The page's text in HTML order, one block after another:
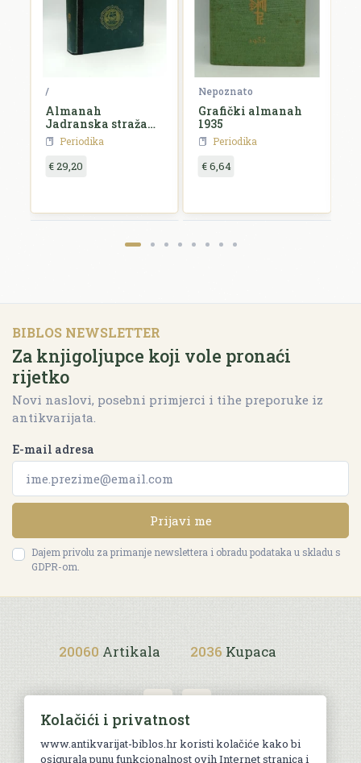
/
Almanah
Jadranska straža
za 1927. godinu
Periodika
€ 29,20
Nepoznato
Grafički almanah
1935
Periodika
€ 6,64
BIBLOS NEWSLETTER
Za knjigoljupce koji vole pronaći
rijetko
Novi naslovi, posebni primjerci i tihe preporuke iz
antikvarijata.
E-mail adresa
Prijavi me
Dajem privolu za primanje newslettera i obradu podataka u skladu s
GDPR-om.
20060 Artikala 2036 Kupaca
Kolačići i privatnost
www.antikvarijat-biblos.hr koristi kolačiće kako bi
osigurala punu funkcionalnost ovih Internet stranica i